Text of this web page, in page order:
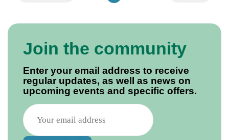
Join the community
Enter your email address to receive
regular updates, as well as news on
upcoming events and specific offers.